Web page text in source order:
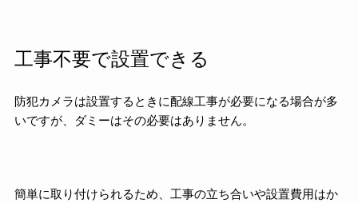
工事不要で設置できる
防犯カメラは設置するときに配線工事が必要になる場合が多
いですが、ダミーはその必要はありません。
簡単に取り付けられるため、工事の立ち合いや設置費用はか